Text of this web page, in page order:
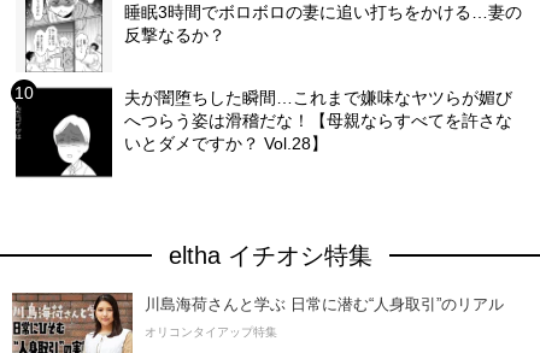
睡眠3時間でボロボロの妻に追い打ちをかける…妻の
反撃なるか？
夫が闇堕ちした瞬間…これまで嫌味なヤツらが媚び
へつらう姿は滑稽だな！【母親ならすべてを許さな
いとダメですか？ Vol.28】
eltha イチオシ特集
川島海荷さんと学ぶ 日常に潜む“人身取引”のリアル
オリコンタイアップ特集